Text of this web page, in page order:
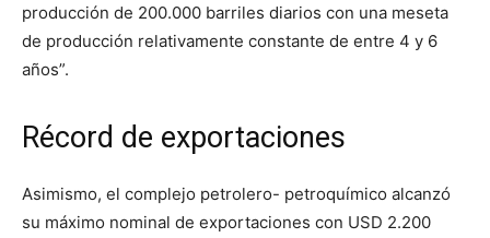
producción de 200.000 barriles diarios con una meseta
de producción relativamente constante de entre 4 y 6
años”.
Récord de exportaciones
Asimismo, el complejo petrolero- petroquímico alcanzó
su máximo nominal de exportaciones con USD 2.200